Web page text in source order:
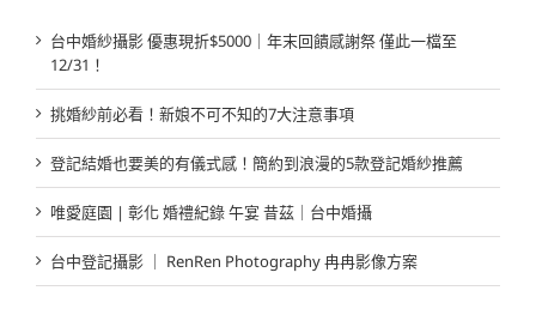
台中婚紗攝影 優惠現折$5000｜年末回饋感謝祭 僅此一檔至
12/31！
挑婚紗前必看！新娘不可不知的7大注意事項
登記結婚也要美的有儀式感！簡約到浪漫的5款登記婚紗推薦
唯愛庭園 | 彰化 婚禮紀錄 午宴 昔茲｜台中婚攝
台中登記攝影 ｜ RenRen Photography 冉冉影像方案